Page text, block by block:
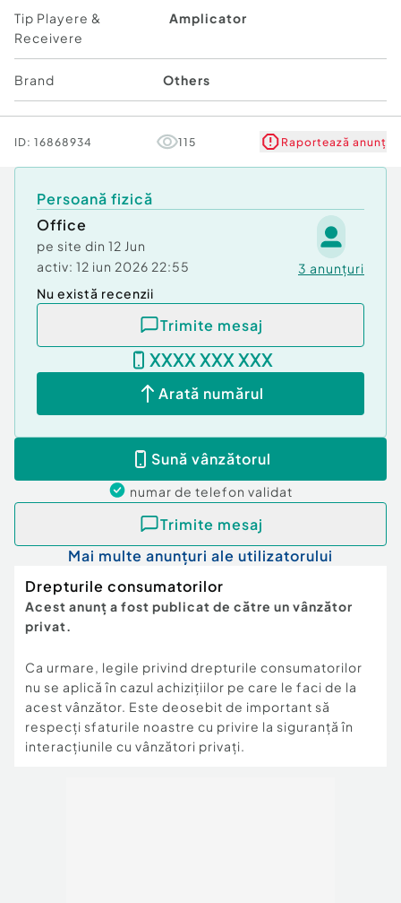
Tip Playere &
Receivere
Amplicator
Brand Others
ID: 16868934 115 Raportează anunț
Persoană fizică
Office
pe site din 12 Jun
activ: 12 iun 2026 22:55 3 anunțuri
Nu există recenzii
Trimite mesaj
XXXX XXX XXX
Arată numărul
Sună vânzătorul
numar de telefon validat
Trimite mesaj
Mai multe anunțuri ale utilizatorului
Drepturile consumatorilor
Acest anunț a fost publicat de către un vânzător
privat.
Ca urmare, legile privind drepturile consumatorilor
nu se aplică în cazul achizițiilor pe care le faci de la
acest vânzător. Este deosebit de important să
respecți sfaturile noastre cu privire la siguranță în
interacțiunile cu vânzători privați.